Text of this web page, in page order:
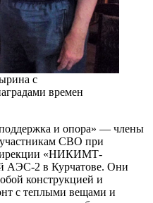
с
времен
и опора» — ​члены
СВО при
«НИКИМТ-
АЭС‑2 в Курчатове. Они
конструкцией и
с теплыми вещами и